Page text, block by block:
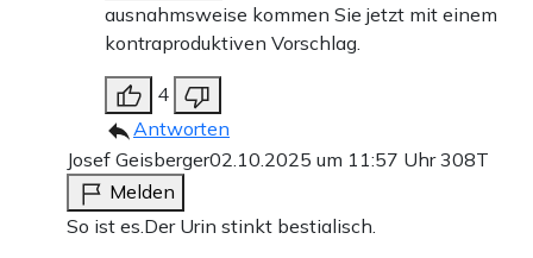
ausnahmsweise kommen Sie jetzt mit einem
kontraproduktiven Vorschlag.
4
Antworten
Josef Geisberger02.10.2025 um 11:57 Uhr308T
Melden
So ist es.Der Urin stinkt bestialisch.